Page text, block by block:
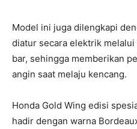
Model ini juga dilengkapi
diatur secara elektrik
bar, sehingga memberikan
angin saat melaju kencang.
Honda Gold Wing edisi
hadir dengan warna